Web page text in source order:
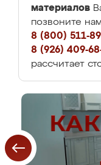
материалов
позвоните
8 (800) 511-
8 (926) 409-
рассчитает